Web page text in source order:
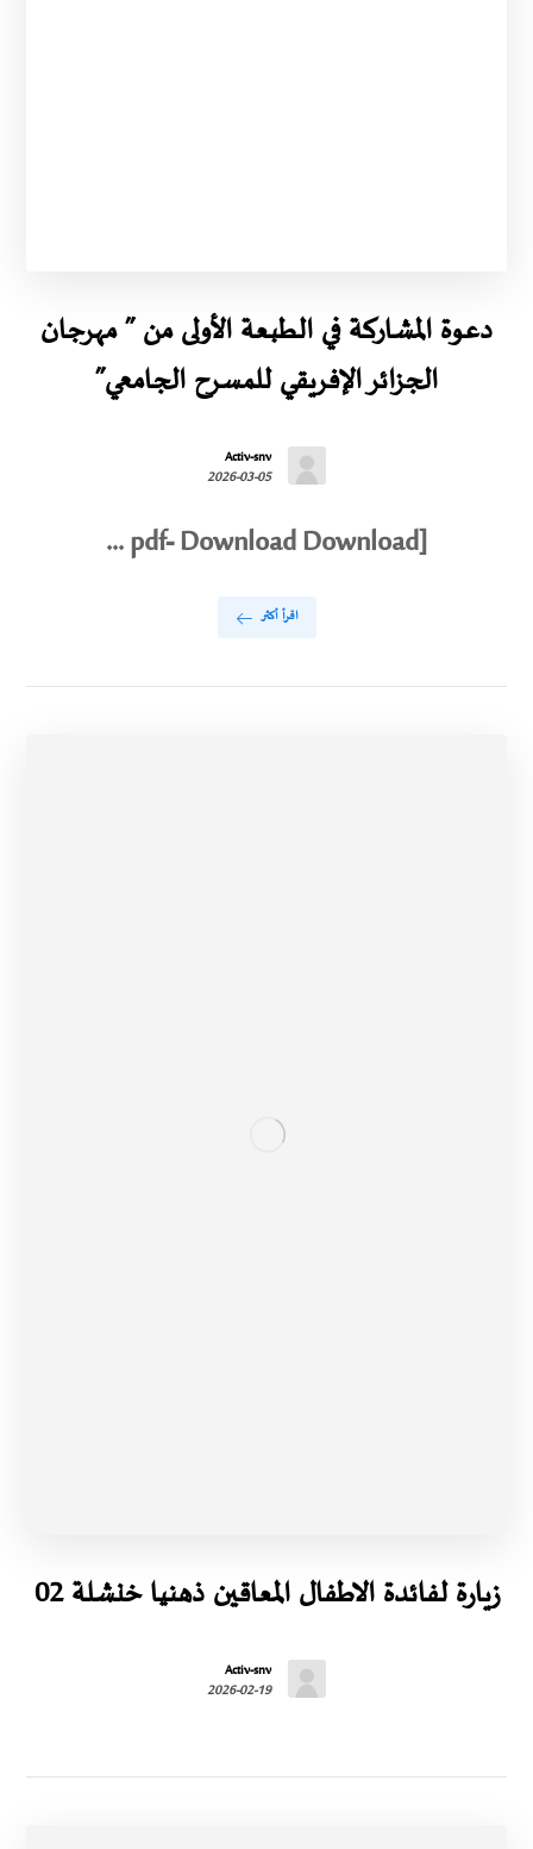
دعوة المشاركة في الطبعة الأولى من ” مهرجان
الجزائر الإفريقي للمسرح الجامعي”
Activ-snv
2026-03-05
[pdf- Download Download ...
اقرأ أكثر
زيارة لفائدة الاطفال المعاقين ذهنيا خنشلة 02
Activ-snv
2026-02-19